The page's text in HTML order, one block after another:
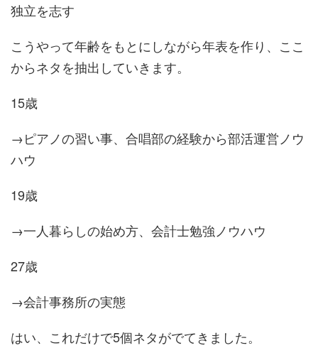
独立を志す
こうやって年齢をもとにしながら年表を作り、ここ
からネタを抽出していきます。
15歳
→ピアノの習い事、合唱部の経験から部活運営ノウ
ハウ
19歳
→一人暮らしの始め方、会計士勉強ノウハウ
27歳
→会計事務所の実態
はい、これだけで5個ネタがでてきました。